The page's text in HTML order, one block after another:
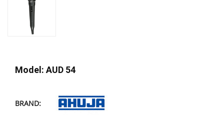
Model: AUD 54
BRAND: